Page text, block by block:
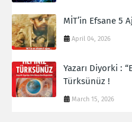
MİT’in Efsane 5
April 04, 2026
Yazarı Diyorki :
Türksünüz !
March 15, 2026